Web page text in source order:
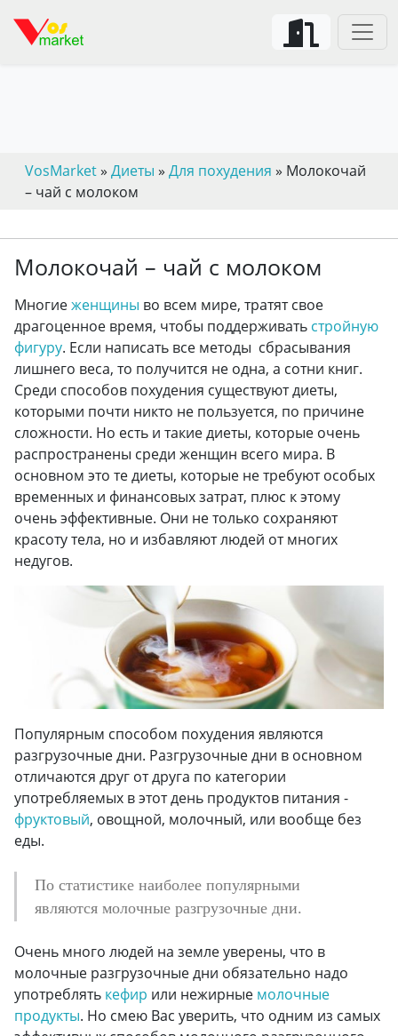
VosMarket» Диеты » Для похудения » Молокочай
– чай с молоком
Молокочай – чай с молоком
Многиеженщины во всем мире, тратят свое
драгоценное время, чтобы поддерживать стройную
фигуру. Если написать все методы сбрасывания
лишнего веса, то получится не одна, а сотни книг.
Среди способов похудения существуют диеты,
которыми почти никто не пользуется, по причине
сложности. Но есть и такие диеты, которые очень
распространены среди женщин всего мира. В
основном это те диеты, которые не требуют особых
временных и финансовых затрат, плюс к этому
очень эффективные. Они не только сохраняют
красоту тела, но и избавляют людей от многих
недугов.
Популярным способом похудения являются
разгрузочные дни. Разгрузочные дни в основном
отличаются друг от друга по категории
употребляемых в этот день продуктов питания -
фруктовый, овощной, молочный, или вообще без
еды.
По статистике наиболее популярными
являются молочные разгрузочные дни.
Очень много людей на земле уверены, что в
молочные разгрузочные дни обязательно надо
употреблять кефир или нежирные молочные
продукты. Но смею Вас уверить, что одним из самых